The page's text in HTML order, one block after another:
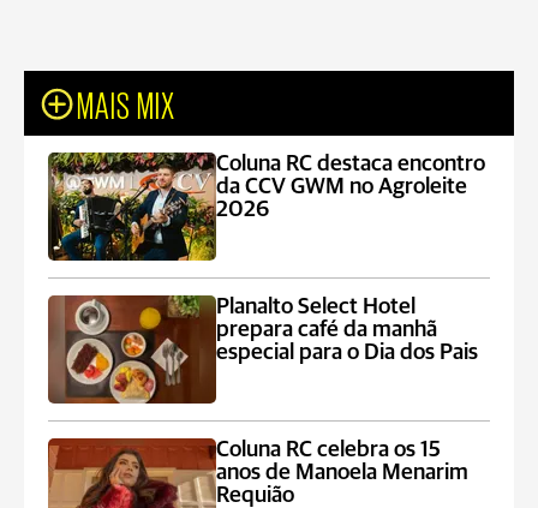
MAIS MIX
Coluna RC destaca encontro
da CCV GWM no Agroleite
2026
Planalto Select Hotel
prepara café da manhã
especial para o Dia dos Pais
Coluna RC celebra os 15
anos de Manoela Menarim
Requião